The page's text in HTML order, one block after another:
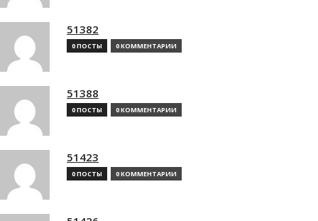
51382
0 ПОСТЫ 0 КОММЕНТАРИИ
51388
0 ПОСТЫ 0 КОММЕНТАРИИ
51423
0 ПОСТЫ 0 КОММЕНТАРИИ